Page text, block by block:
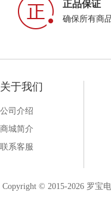
正品保证
确保所有商
关于我们
公司介绍
商城简介
联系客服
Copyright © 2015-2026 罗宝